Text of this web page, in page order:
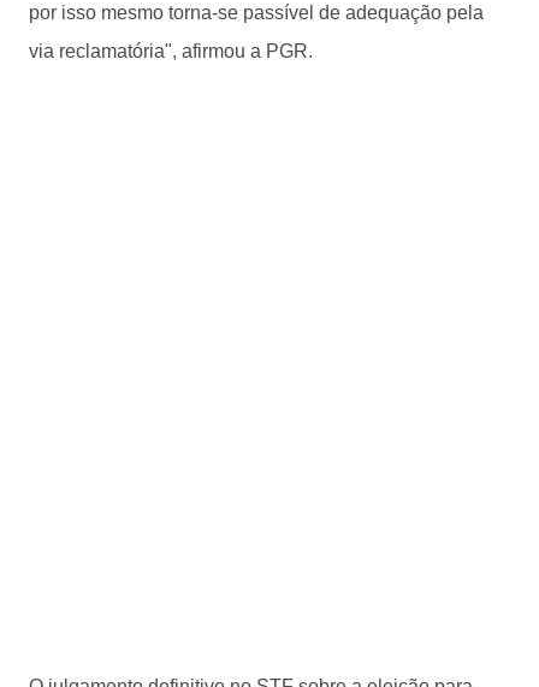
por isso mesmo torna-se passível de adequação pela
via reclamatória", afirmou a PGR.